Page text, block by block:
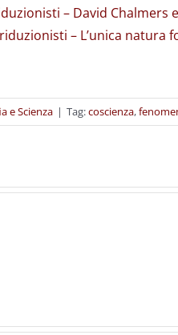
– David
– L’unica natura
e Scienza | Tag:coscienza,